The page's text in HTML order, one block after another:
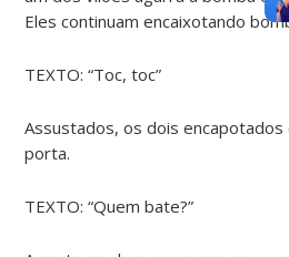
Eles continuam encaixotando
TEXTO: “Toc, toc”
Assustados, os dois encapotados
porta.
TEXTO: “Quem bate?”